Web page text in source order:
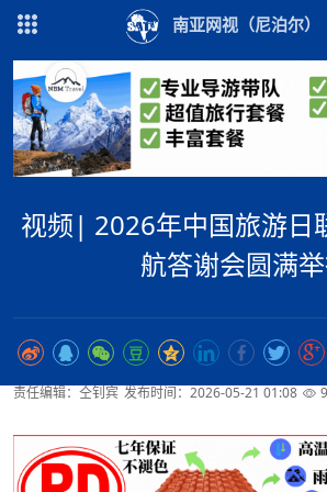
南亚网视（尼泊尔）
视频| 2026年中国旅游日
航答谢会圆满
责任编辑：仝钊宾 发布时间：2026-05-21 01:08